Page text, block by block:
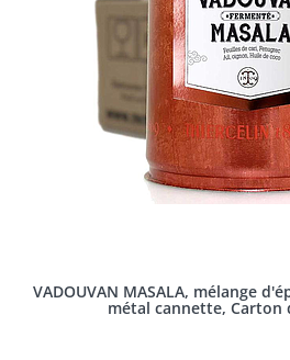
VADOUVAN MASALA, mélange
métal cannette, Carton